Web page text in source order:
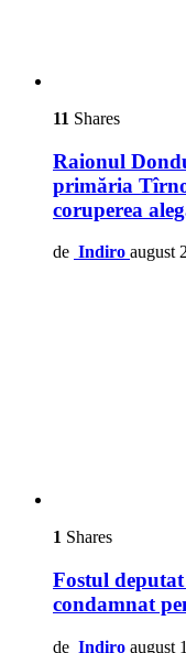
11 Shares
Raionul
primăria
coruperea
de Indiro august
1 Shares
Fostul
condamnat
de Indiro august